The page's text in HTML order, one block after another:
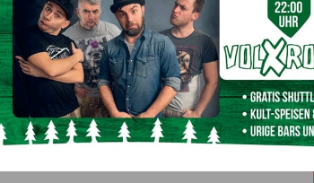
Nächster Artikel
LKH Villach: Priv. Doz. DDr. Armin Birner
übernimmt Primariat der Psychiatrie und
psychotherapeutische Medizin